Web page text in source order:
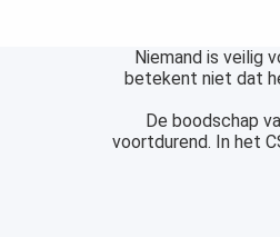
Niemand is veilig
betekent niet dat
De boodschap
voortdurend. In het